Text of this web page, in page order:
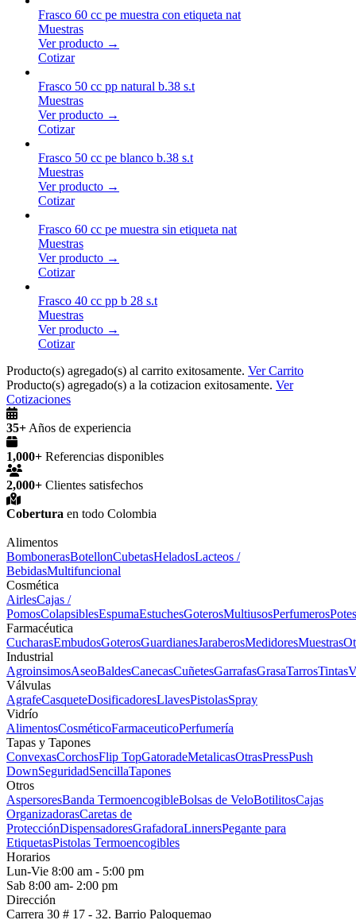
Frasco 60 cc pe muestra con etiqueta nat
Muestras
Ver producto →
Cotizar
Frasco 50 cc pp natural b.38 s.t
Muestras
Ver producto →
Cotizar
Frasco 50 cc pe blanco b.38 s.t
Muestras
Ver producto →
Cotizar
Frasco 60 cc pe muestra sin etiqueta nat
Muestras
Ver producto →
Cotizar
Frasco 40 cc pp b 28 s.t
Muestras
Ver producto →
Cotizar
Producto(s) agregado(s) al carrito exitosamente. Ver Carrito
Producto(s) agregado(s) a la cotizacion exitosamente. Ver
Cotizaciones
35+ Años de experiencia
1,000+ Referencias disponibles
2,000+ Clientes satisfechos
Cobertura en todo Colombia
Alimentos
BombonerasBotellonCubetasHeladosLacteos /
BebidasMultifuncional
Cosmética
AirlesCajas /
PomosColapsiblesEspumaEstuchesGoterosMultiusosPerfumerosPotes
Farmacéutica
CucharasEmbudosGoterosGuardianesJaraberosMedidoresMuestras
Industrial
AgroinsimosAseoBaldesCanecasCuñetesGarrafasGrasaTarrosTintas
Válvulas
AgrafeCasqueteDosificadoresLlavesPistolasSpray
Vidrío
AlimentosCosméticoFarmaceuticoPerfumería
Tapas y Tapones
ConvexasCorchosFlip TopGatoradeMetalicasOtrasPressPush
DownSeguridadSencillaTapones
Otros
AspersoresBanda TermoencogibleBolsas de VeloBotilitosCajas
OrganizadorasCaretas de
ProtecciónDispensadoresGrafadoraLinnersPegante para
EtiquetasPistolas Termoencogibles
Horarios
Lun-Vie 8:00 am - 5:00 pm
Sab 8:00 am- 2:00 pm
Dirección
Carrera 30 # 17 - 32. Barrio Paloquemao